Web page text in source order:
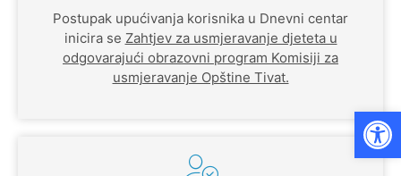
Postupak upućivanja korisnika u Dnevni centar
inicira se Zahtjev za usmjeravanje djeteta u
odgovarajući obrazovni program Komisiji za
usmjeravanje Opštine Tivat.